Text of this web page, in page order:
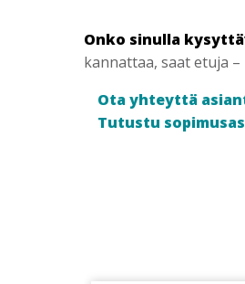
Onko sinulla
kannattaa, saat etuja –
Ota yhteyttä
Tutustu